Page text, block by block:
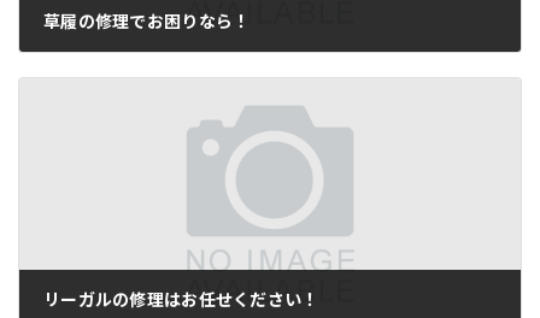
草履の修理でお困りなら！
リーガルの修理はお任せください！